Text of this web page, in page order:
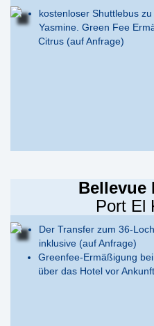
kostenloser Shuttlebus
Yasmine. Green Fee
Citrus (auf Anfrage)
Bellevue
Port El
Der Transfer zum 36-
inklusive (auf Anfrage)
Greenfee-Ermäßigung
über das Hotel vor